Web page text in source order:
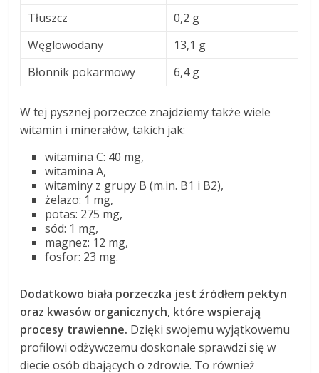
Tłuszcz
0,2 g
Węglowodany
13,1 g
Błonnik pokarmowy
6,4 g
W tej pysznej porzeczce znajdziemy także wiele
witamin i minerałów, takich jak:
witamina C: 40 mg,
witamina A,
witaminy z grupy B (m.in. B1 i B2),
żelazo: 1 mg,
potas: 275 mg,
sód: 1 mg,
magnez: 12 mg,
fosfor: 23 mg.
Dodatkowo biała porzeczka jest źródłem pektyn
oraz kwasów organicznych, które wspierają
procesy trawienne. Dzięki swojemu wyjątkowemu
profilowi odżywczemu doskonale sprawdzi się w
diecie osób dbających o zdrowie. To również